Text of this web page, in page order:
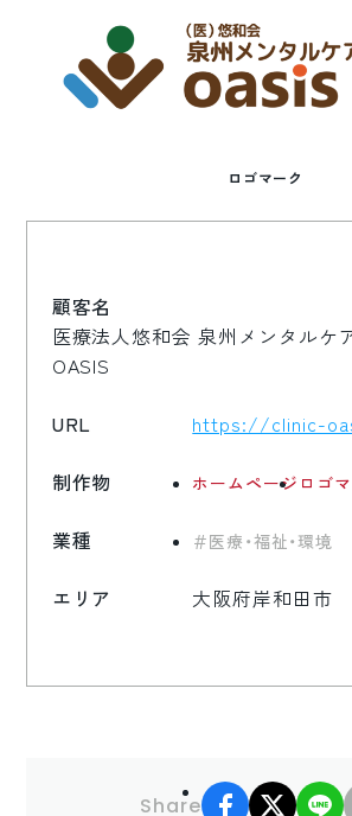
ロゴマーク
顧客名
医療法人悠和会 泉州メンタルケ
OASIS
URL https://clinic-
制作物 ホームページ ロゴ
業種 医療・福祉・環境
エリア 大阪府岸和田市
Share
facebook
X